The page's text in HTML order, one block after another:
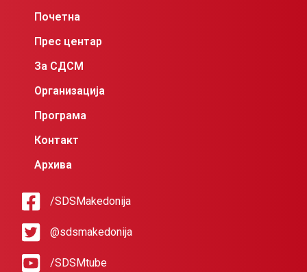
Почетна
Прес центар
За СДСМ
Организација
Програма
Контакт
Архива
/SDSMakedonija
@sdsmakedonija
/SDSMtube